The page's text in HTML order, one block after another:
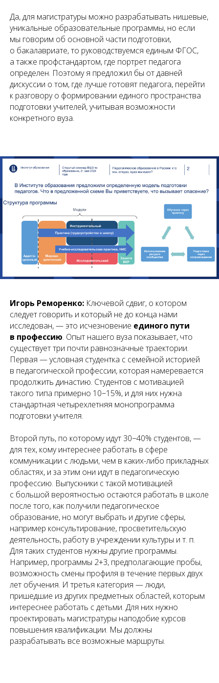
Да, для магистратуры можно разрабатывать нишевые,
уникальные образовательные программы, но если
мы говорим об основной части подготовки,
о бакалавриате, то руководствуемся единым ФГОС,
а также профстандартом, где портрет педагога
определен. Поэтому я предложил бы от давней
дискуссии о том, где лучше готовят педагога, перейти
к разговору о формировании единого пространства
подготовки учителей, учитывая возможности
конкретного вуза.
Игорь Реморенко: Ключевой сдвиг, о котором
следует говорить и который не до конца нами
исследован, — это исчезновение единого пути
в профессию. Опыт нашего вуза показывает, что
существует три почти равнозначные траектории.
Первая — условная студентка с семейной историей
в педагогической профессии, которая намеревается
продолжить династию. Студентов с мотивацией
такого типа примерно 10−15%, и для них нужна
стандартная четырехлетняя монопрограмма
подготовки учителя.
Второй путь, по которому идут 30−40% студентов, —
для тех, кому интереснее работать в сфере
коммуникации с людьми, чем в каких-либо прикладных
областях, и за этим они идут в педагогическую
профессию. Выпускники с такой мотивацией
с большой вероятностью остаются работать в школе
после того, как получили педагогическое
образование, но могут выбрать и другие сферы,
например консультирование, просветительскую
деятельность, работу в учреждении культуры и т. п.
Для таких студентов нужны другие программы.
Например, программы 2+3, предполагающие пробы,
возможность смены профиля в течение первых двух
лет обучения. И третья категория — люди,
пришедшие из других предметных областей, которым
интереснее работать с детьми. Для них нужно
проектировать магистратуры наподобие курсов
повышения квалификации. Мы должны
разрабатывать все возможные маршруты.